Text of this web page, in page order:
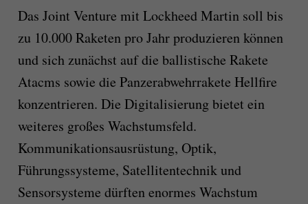
Das Joint Venture mit Lockheed Martin soll bis
zu 10.000 Raketen pro Jahr produzieren können
und sich zunächst auf die ballistische Rakete
Atacms sowie die Panzerabwehrrakete Hellfire
konzentrieren. Die Digitalisierung bietet ein
weiteres großes Wachstumsfeld.
Kommunikationsausrüstung, Optik,
Führungssysteme, Satellitentechnik und
Sensorsysteme dürften enormes Wachstum